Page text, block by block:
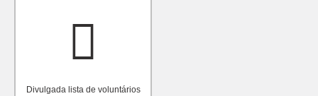
Divulgada lista de voluntários